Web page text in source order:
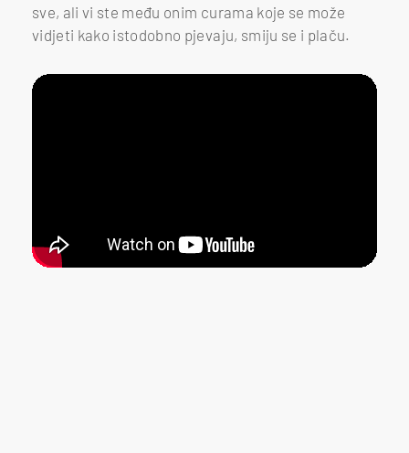
sve, ali vi ste među onim curama koje se može
vidjeti kako istodobno pjevaju, smiju se i plaču.